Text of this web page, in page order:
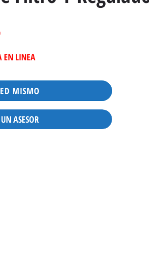
EN LINEA
MISMO
ASESOR